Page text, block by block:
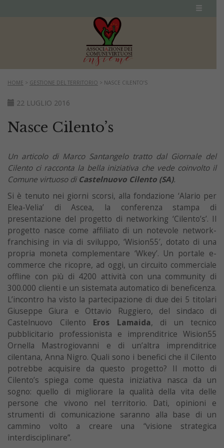
HOME > GESTIONE DEL TERRITORIO > NASCE CILENTO’S
22 LUGLIO 2016
Nasce Cilento’s
Un articolo di Marco Santangelo tratto dal Giornale del
Cilento ci racconta la bella iniziativa che vede coinvolto il
Comune virtuoso di Castelnuovo Cilento (SA).
Si è tenuto nei giorni scorsi, alla fondazione ‘Alario per
Elea-Velia’ di Ascea, la conferenza stampa di
presentazione del progetto di networking ‘Cilento’s’. Il
progetto nasce come affiliato di un notevole network-
franchising in via di sviluppo, ‘Wision55′, dotato di una
propria moneta complementare ‘Wkey’. Un portale e-
commerce che ricopre, ad oggi, un circuito commerciale
offline con più di 4200 attività con una community di
300.000 clienti e un sistemata automatico di beneficenza.
L’incontro ha visto la partecipazione di due dei 5 titolari
Giuseppe Giura e Ottavio Ruggiero, del sindaco di
Castelnuovo Cilento Eros Lamaida, di un tecnico
pubblicitario professionista e imprenditrice Wision55
Ornella Mastrogiovanni e di un’altra imprenditrice
cilentana, Anna Nigro. Quali sono i benefici che il Cilento
potrebbe acquisire da questo progetto? Il motto di
Cilento’s spiega come questa iniziativa nasca da un
sogno: quello di migliorare la qualità della vita delle
persone che vivono nel territorio. Dati, opinioni e
strumenti di comunicazione saranno alla base di un
cammino volto a creare una “visione strategica
interdisciplinare”.